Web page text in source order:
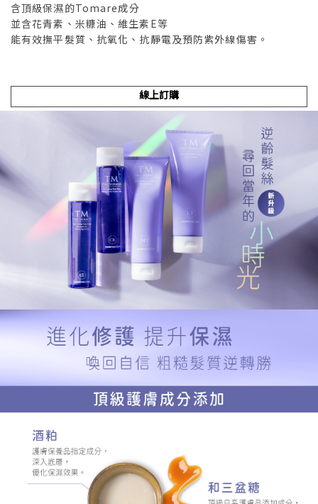
含頂級保濕的Tomare成分
並含花青素、米糠油、維生素E等
能有效撫平髮質、抗氧化、抗靜電及預防紫外線傷害。
線上訂購